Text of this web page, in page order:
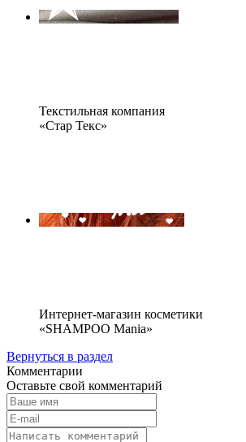
Текстильная компания
«Стар Текс»
Интернет-магазин косметики
«SHAMPOO Mania»
Вернуться в раздел
Комментарии
Оставьте свой комментарий